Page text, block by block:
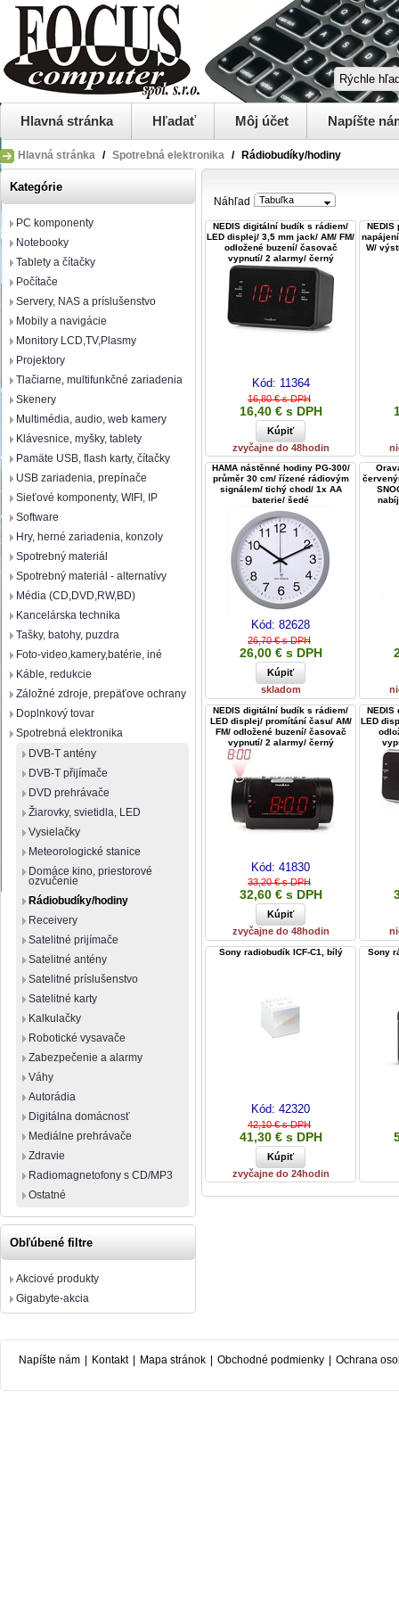
Hlavná stránka Hľadať Môj účet Napíšte
Hlavná stránka / Spotrebná elektronika / Rádiobudíky/hodiny
Kategórie
PC komponenty
Notebooky
Tablety a čítačky
Počítače
Servery, NAS a príslušenstvo
Mobily a navigácie
Monitory LCD,TV,Plasmy
Projektory
Tlačiarne, multifunkčné zariadenia
Skenery
Multimédia, audio, web kamery
Klávesnice, myšky, tablety
Pamäte USB, flash karty, čítačky
USB zariadenia, prepínače
Sieťové komponenty, WIFI, IP
Software
Hry, herné zariadenia, konzoly
Spotrebný materiál
Spotrebný materiál - alternatívy
Média (CD,DVD,RW,BD)
Kancelárska technika
Tašky, batohy, puzdra
Foto-video,kamery,batérie, iné
Káble, redukcie
Záložné zdroje, prepäťove ochrany
Doplnkový tovar
Spotrebná elektronika
DVB-T antény
DVB-T přijímače
DVD prehrávače
Žiarovky, svietidla, LED
Vysielačky
Meteorologické stanice
Domáce kino, priestorové
ozvučenie
Rádiobudíky/hodiny
Receivery
Satelitné prijímače
Satelitné antény
Satelitné príslušenstvo
Satelitné karty
Kalkulačky
Robotické vysavače
Zabezpečenie a alarmy
Váhy
Autorádia
Digitálna domácnosť
Mediálne prehrávače
Zdravie
Radiomagnetofony s CD/MP3
Ostatné
Obľúbené filtre
Akciové produkty
Gigabyte-akcia
Náhľad Tabuľka
NEDIS digitální budík s rádiem/
LED displej/ 3,5 mm jack/ AM/ FM/
odložené buzení/ časovač
vypnutí/ 2 alarmy/ černý
Kód: 11364
16,80 € s DPH
16,40 € s DPH
zvyčajne do 48hodin
NEDIS
W/
HAMA nástěnné hodiny PG-300/
průměr 30 cm/ řízené rádiovým
signálem/ tichý chod/ 1x AA
baterie/ šedé
Kód: 82628
26,70 € s DPH
26,00 € s DPH
skladom
NEDIS digitální budík s rádiem/
LED displej/ promítání času/ AM/
FM/ odložené buzení/ časovač
vypnutí/ 2 alarmy/ černý
Kód: 41830
33,20 € s DPH
32,60 € s DPH
zvyčajne do 48hodin
NEDIS
LED
Sony radiobudík ICF-C1, bílý
Kód: 42320
42,10 € s DPH
41,30 € s DPH
zvyčajne do 24hodin
Sony
Napíšte nám Kontakt Mapa stránok Obchodné podmienky Ochrana